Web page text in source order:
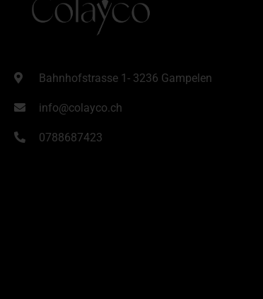
Bahnhofstrasse 1- 3236 Gampelen
info@colayco.ch
0788687423